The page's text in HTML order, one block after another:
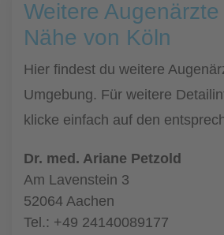
Weitere
Nähe von Köln
Hier findest du weitere
Umgebung. Für weitere
klicke einfach auf den
Dr. med. Ariane Petzold
Am Lavenstein 3
52064 Aachen
Tel.: +49 24140089177